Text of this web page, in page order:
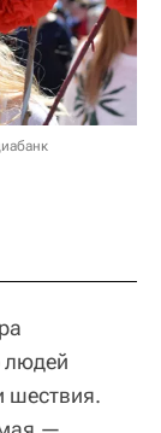
людей
шествия.